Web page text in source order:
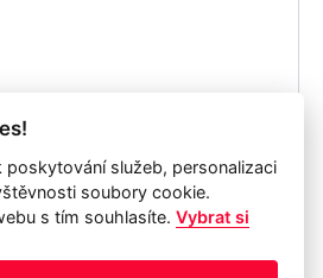
osobních údajů a jejich
IP Systém a.s. po dobu
poskytování služeb, personalizaci
soubory cookie.
s tím souhlasíte.Vybrat si